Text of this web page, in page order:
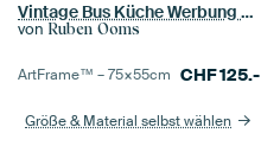
Vintage Bus Küche Werbung Schriftzug
von Ruben Ooms
ArtFrame™ –75×55cm CHF125.-
Größe & Material selbst wählen